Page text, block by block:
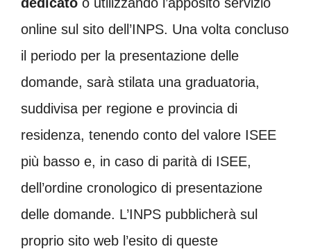
online sul sito dell’INPS. Una volta concluso
il periodo per la presentazione delle
domande, sarà stilata una graduatoria,
suddivisa per regione e provincia di
residenza, tenendo conto del valore ISEE
più basso e, in caso di parità di ISEE,
dell’ordine cronologico di presentazione
delle domande. L’INPS pubblicherà sul
proprio sito web l’esito di queste